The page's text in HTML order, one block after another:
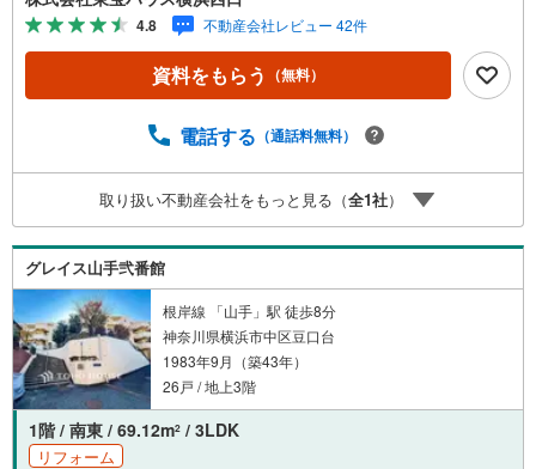
動産 物件ご成約キャンペーン」の対象になります。「資料
をもらう」「見学予約をする」ボタンからお問い合わせく
ださい。※必ずYahoo！ JAPAN IDでログインしてくださ
い。※PayPayボーナスライトは出金と譲渡はできません。
ーーーーーーーーーーーーーーー紹介金融機関/都市銀行利
ものであり、実際の適用金利は融資実行時のものとなりま
す。金利情勢により表記の返済額と異なる場合がありま
す。ーーーーーーーーーーーーーーーーーーーーーーーー
ー
4.8 不動産会社レビュー 42件
資料をもらう （無料）
電話する （通話料無料）
取り扱い不動産会社をもっと見る（全1社）
グレイス山手弐番館
根岸線 「山手」駅 徒歩8分
神奈川県横浜市中区豆口台
1983年9月（築43年）
26戸 / 地上3階
1階 / 南東 / 69.12m2 / 3LDK
リフォーム